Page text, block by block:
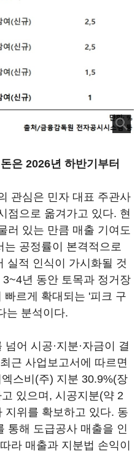
은 2026년 하반기부터
관심은 민자 대표 주관사
점으로 옮겨가고 있다. 현
러 있는 만큼 매출 기여도
는 공정률이 본격적으로
실적 인식이 가시화될 것
년 동안 토목과 정거장
르게 확대되는 '피크 구
는 분석이다.
어 시공·지분·자금이 결
근 사업보고서에 따르면
스비(주) 지분 30.9%(장
있으며, 시공지분(약 2
지위를 확보하고 있다. 동
통해 도급공사 매출을 인
라 매출과 지분법 손익이